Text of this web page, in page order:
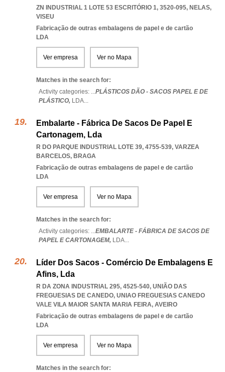
ZN INDUSTRIAL 1 LOTE 53 ESCRITÓRIO 1, 3520-095, NELAS,
VISEU
Fabricação de outras embalagens de papel e de cartão
LDA
Ver empresa Ver no Mapa
Matches in the search for:
Activity categories: ...PLÁSTICOS DÃO - SACOS PAPEL E DE
PLÁSTICO, LDA...
Embalarte - Fábrica De Sacos De Papel E
Cartonagem, Lda
R DO PARQUE INDUSTRIAL LOTE 39, 4755-539, VARZEA
BARCELOS, BRAGA
Fabricação de outras embalagens de papel e de cartão
LDA
Ver empresa Ver no Mapa
Matches in the search for:
Activity categories: ...EMBALARTE - FÁBRICA DE SACOS DE
PAPEL E CARTONAGEM, LDA...
Líder Dos Sacos - Comércio De Embalagens E
Afins, Lda
R DA ZONA INDUSTRIAL 295, 4525-540, UNIÃO DAS
FREGUESIAS DE CANEDO, UNIAO FREGUESIAS CANEDO
VALE VILA MAIOR SANTA MARIA FEIRA, AVEIRO
Fabricação de outras embalagens de papel e de cartão
LDA
Ver empresa Ver no Mapa
Matches in the search for: